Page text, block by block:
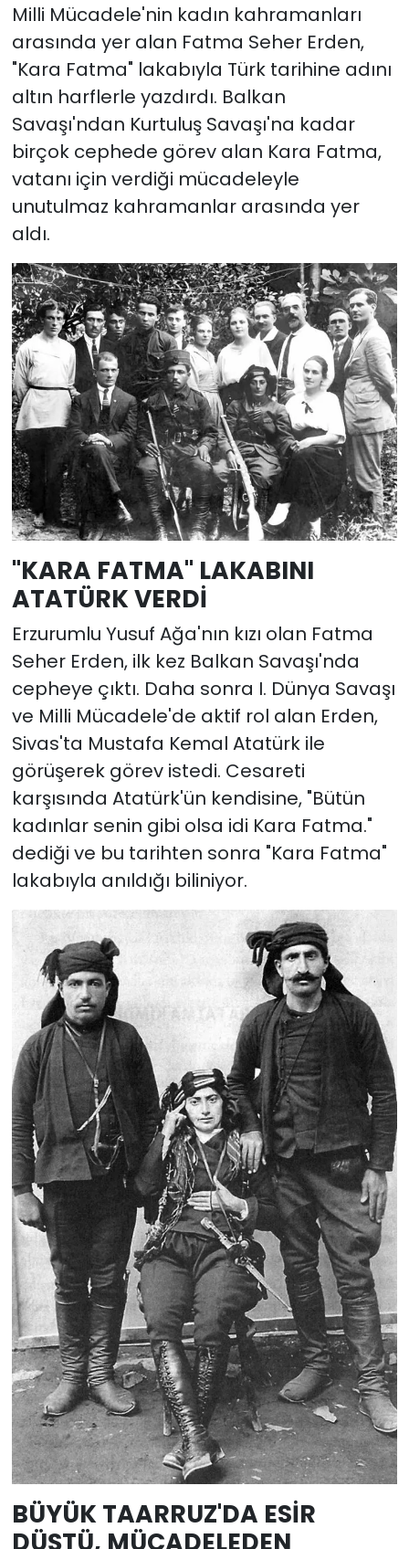
Milli Mücadele'nin kadın kahramanları
arasında yer alan Fatma Seher Erden,
"Kara Fatma" lakabıyla Türk tarihine adını
altın harflerle yazdırdı. Balkan
Savaşı'ndan Kurtuluş Savaşı'na kadar
birçok cephede görev alan Kara Fatma,
vatanı için verdiği mücadeleyle
unutulmaz kahramanlar arasında yer
aldı.
"KARA FATMA" LAKABINI
ATATÜRK VERDİ
Erzurumlu Yusuf Ağa'nın kızı olan Fatma
Seher Erden, ilk kez Balkan Savaşı'nda
cepheye çıktı. Daha sonra I. Dünya Savaşı
ve Milli Mücadele'de aktif rol alan Erden,
Sivas'ta Mustafa Kemal Atatürk ile
görüşerek görev istedi. Cesareti
karşısında Atatürk'ün kendisine, "Bütün
kadınlar senin gibi olsa idi Kara Fatma."
dediği ve bu tarihten sonra "Kara Fatma"
lakabıyla anıldığı biliniyor.
BÜYÜK TAARRUZ'DA ESİR
DÜŞTÜ, MÜCADELEDEN